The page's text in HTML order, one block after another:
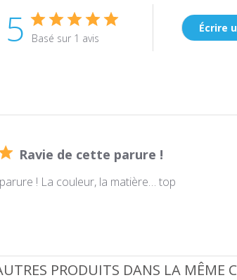
5 Basé sur 1 avis
Écrire
Ravie de cette parure !
! La couleur, la matière… top
PRODUITS DANS LA MÊME